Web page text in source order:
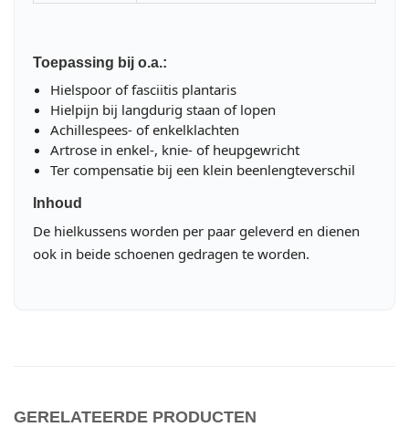
Toepassing bij o.a.:
Hielspoor of fasciitis plantaris
Hielpijn bij langdurig staan of lopen
Achillespees- of enkelklachten
Artrose in enkel-, knie- of heupgewricht
Ter compensatie bij een klein beenlengteverschil
Inhoud
De hielkussens worden per paar geleverd en dienen
ook in beide schoenen gedragen te worden.
GERELATEERDE PRODUCTEN